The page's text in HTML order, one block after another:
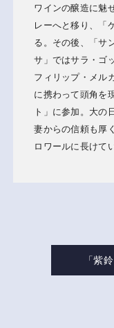
ワインの醸造に魅
レーへと移り、「
る。その後、「サ
サ」ではサラ・ゴ
フィリップ・メル
に携わって頭角を
ト」に参加。大の
妻からの信頼も厚
ロワールに長けて
「紫